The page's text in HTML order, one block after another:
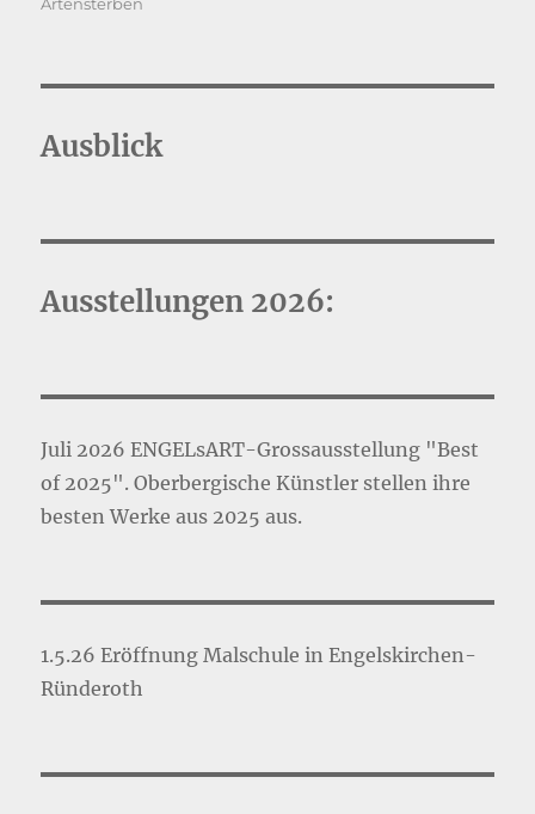
Artensterben
Ausblick
Ausstellungen 2026:
Juli 2026 ENGELsART-Grossausstellung "Best
of 2025". Oberbergische Künstler stellen ihre
besten Werke aus 2025 aus.
1.5.26 Eröffnung Malschule in Engelskirchen-
Ründeroth